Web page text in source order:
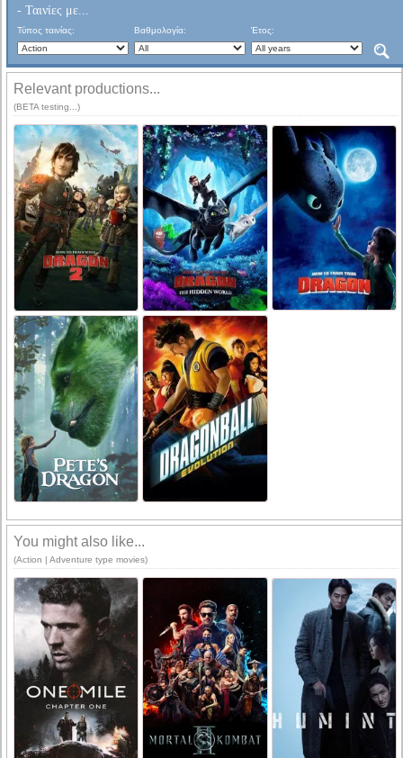
- Ταινίες με...
Τύπος ταινίας: Βαθμολογία: Έτος:
Relevant productions...
(BETA testing...)
You might also like...
(Action | Adventure type movies)